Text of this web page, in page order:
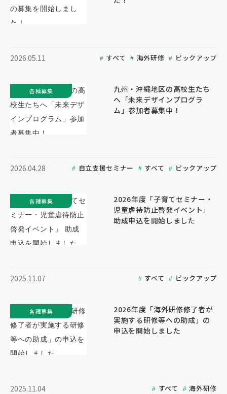
2026.05.11 すべて 海外研修 ピックアップ
九州・沖縄地区の高校生たち
へ「未来デザインプログラ
ム」参加者募集中！
2026.04.28 自立支援セミナー すべて ピックアップ
各種募集
2026年度「子育てセミナー・
児童虐待防止啓発イベント」
助成申込を開始しました
2025.11.07 すべて ピックアップ
各種募集
2026年度「海外研修修了者が
実施する研修等への助成」の
申込を開始しました
2025.11.04 すべて 海外研修
各種募集